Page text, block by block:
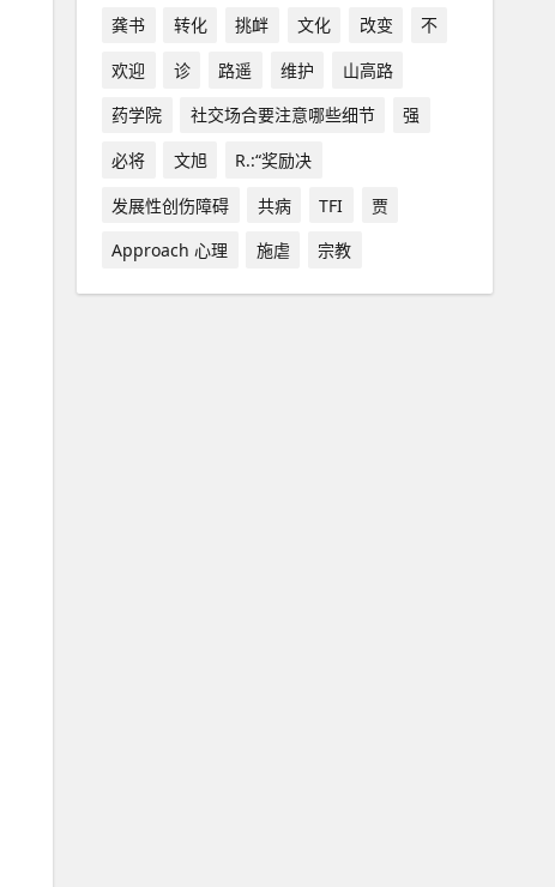
龚书
转化 挑衅 文化 改变
不
欢迎
诊 路遥 维护
山高路
药学院
社交场合要注意哪些细节
强
必将
文旭
R.:“奖励决
发展性创伤障碍
共病 TFI
贾
Approach 心理
施虐 宗教